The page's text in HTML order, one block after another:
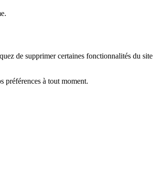
de supprimer certaines fonctionnalités du site
préférences à tout moment.